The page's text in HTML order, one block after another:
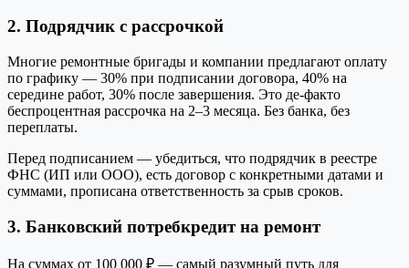
2. Подрядчик с рассрочкой
Многие ремонтные бригады и компании предлагают оплату
по графику — 30% при подписании договора, 40% на
середине работ, 30% после завершения. Это де-факто
беспроцентная рассрочка на 2–3 месяца. Без банка, без
переплаты.
Перед подписанием — убедиться, что подрядчик в реестре
ФНС (ИП или ООО), есть договор с конкретными датами и
суммами, прописана ответственность за срыв сроков.
3. Банковский потребкредит на ремонт
На суммах от 100 000 ₽ — самый разумный путь для